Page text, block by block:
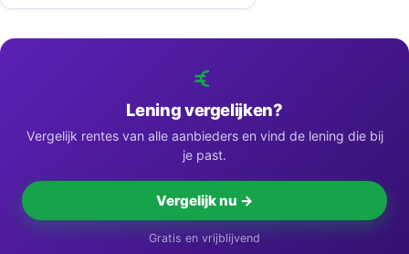
Lening vergelijken?
Vergelijk rentes van alle aanbieders en vind de lening die bij
je past.
Vergelijk nu →
Gratis en vrijblijvend